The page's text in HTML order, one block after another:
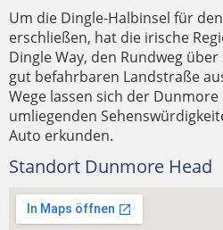
Um die Dingle-Halbinsel für
erschließen, hat die irische
Dingle Way, den Rundweg
gut befahrbaren Landstraße
Wege lassen sich der
umliegenden
Auto erkunden.
Standort Dunmore Head